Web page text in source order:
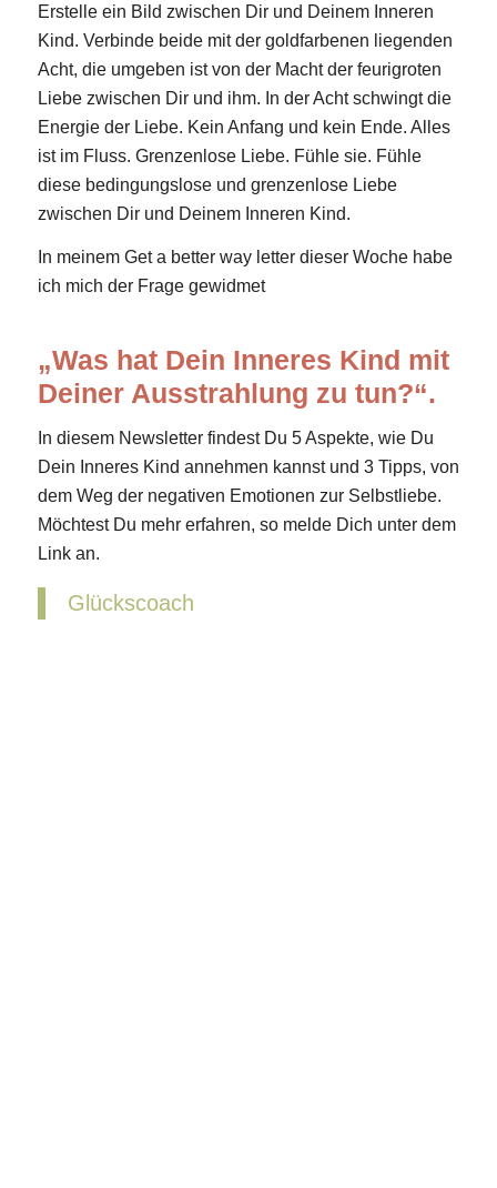
Erstelle ein Bild zwischen Dir und Deinem Inneren
Kind. Verbinde beide mit der goldfarbenen liegenden
Acht, die umgeben ist von der Macht der feurigroten
Liebe zwischen Dir und ihm. In der Acht schwingt die
Energie der Liebe. Kein Anfang und kein Ende. Alles
ist im Fluss. Grenzenlose Liebe. Fühle sie. Fühle
diese bedingungslose und grenzenlose Liebe
zwischen Dir und Deinem Inneren Kind.
In meinem Get a better way letter dieser Woche habe
ich mich der Frage gewidmet
„Was hat Dein Inneres Kind mit
Deiner Ausstrahlung zu tun?“.
In diesem Newsletter findest Du 5 Aspekte, wie Du
Dein Inneres Kind annehmen kannst und 3 Tipps, von
dem Weg der negativen Emotionen zur Selbstliebe.
Möchtest Du mehr erfahren, so melde Dich unter dem
Link an.
Glückscoach